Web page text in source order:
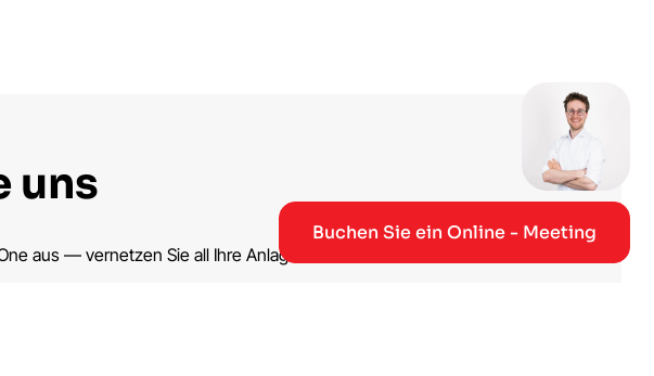
uns
aus — vernetzen Sie all Ihre Anlagen
Buchen Sie ein Online - Meeting